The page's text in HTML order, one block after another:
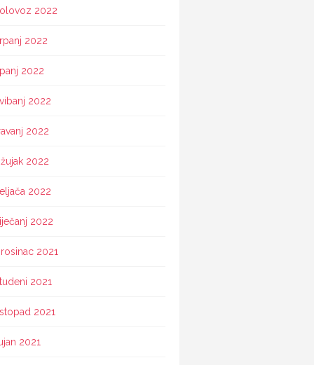
2022
2022
2022
2022
2022
2022
2022
2022
2021
2021
2021
2021